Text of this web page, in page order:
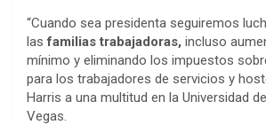
“Cuando sea presidenta seguiremos
lasfamilias trabajadoras, incluso
mínimo y eliminando los impuestos
para los trabajadores de servicios y
Harris a una multitud en la Universidad
Vegas.